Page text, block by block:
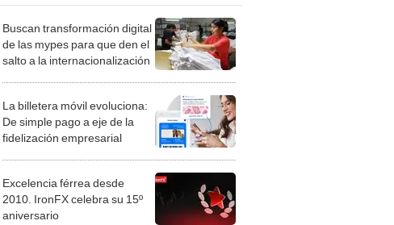
Buscan transformación digital
de las mypes para que den el
salto a la internacionalización
La billetera móvil evoluciona:
De simple pago a eje de la
fidelización empresarial
Excelencia férrea desde
2010. IronFX celebra su 15º
aniversario